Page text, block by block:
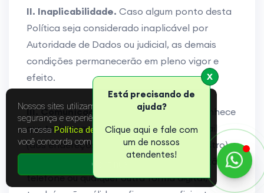
II. Inaplicabilidade. Caso algum ponto desta
Política seja considerado inaplicável por
Autoridade de Dados ou judicial, as demais
condições permanecerão em pleno vigor e
efeito.
III. Comunicação Eletrônica.Você reconhece
que toda comunicação realizada por email
(aos endereços informados no seu cadastro),
SMS, aplicativos de comunicação instantânea,
telefone ou qualquer outra forma digital,
Nossos sites utilizam cookies para melhorar a sua
segurança e experiência online. Leia mais sobre
na nossa Política de Privacidade. Ao continuar,
você concorda com as condições.
Continuar
X
Está precisando de
ajuda?
Clique aqui e fale com
um de nossos
atendentes!